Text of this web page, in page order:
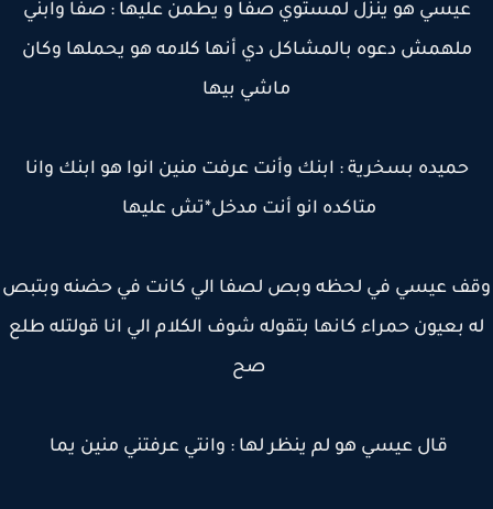
عيسي هو ينزل لمستوي صفا و يطمن عليها : صفا وابني
ملهمش دعوه بالمشاكل دي أنها كلامه هو يحملها وكان
ماشي بيها
حميده بسخرية : ابنك وأنت عرفت منين انوا هو ابنك وانا
متاكده انو أنت مدخل*تش عليها
عيسي في لحظه وبص لصفا الي كانت في حضنه وبتبص
بعيون حمراء كانها بتقوله شوف الكلام الي انا قولتله طلع
صح
قال عيسي هو لم ينظر لها : وانتي عرفتني منين يما